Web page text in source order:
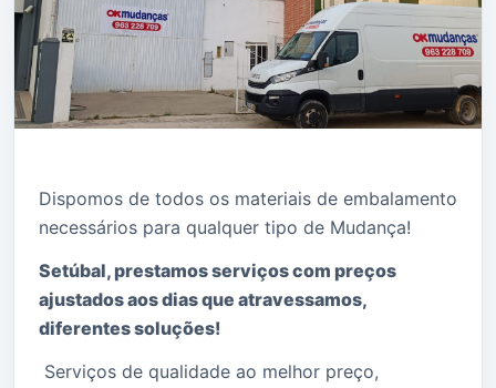
Dispomos de todos os materiais de embalamento
necessários para qualquer tipo de Mudança!
Setúbal, prestamos serviços com preços
ajustados aos dias que atravessamos,
diferentes soluções!
Serviços de qualidade ao melhor preço,